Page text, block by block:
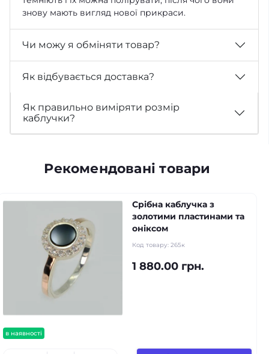
знову мають вигляд нової прикраси.
Чи можу я обміняти товар?
Як відбувається доставка?
Як правильно виміряти розмір
каблучки?
Рекомендовані товари
в наявності
Срібна каблучка з
золотими пластинами та
оніксом
Код товару: 265к
1 880.00 грн.